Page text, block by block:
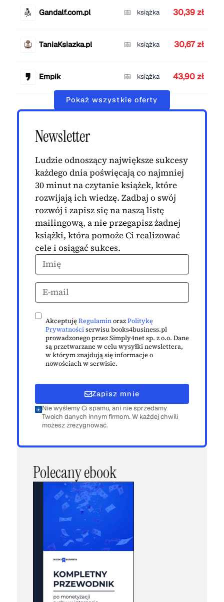
Gandalf.com.pl książka 30,39 zł
TaniaKsiazka.pl książka 30,67 zł
Empik książka 43,90 zł
Pokaż wszystkie oferty
Newsletter
Ludzie odnoszący największe sukcesy
każdego dnia poświęcają co najmniej
30 minut na czytanie książek, które
rozwijają ich wiedzę. Zadbaj o swój
rozwój i zapisz się na naszą listę
mailingową, a nie przegapisz żadnej
książki, która pomoże Ci realizować
cele i osiągać sukces.
AkceptujęRegulaminorazPolitykę
Prywatnościserwisu books4business.pl
prowadzonego przez Simply4net sp. z o.o. Dane
są przetwarzane w celu wysyłki newslettera,
w którym znajdują się informacje o
nowościach w serwisie.
Zapisz mnie
Nie wyślemy Ci spamu, ani nie sprzedamy
Twoich danych innym firmom. W każdej chwili
możesz zrezygnować.
Polecany ebook